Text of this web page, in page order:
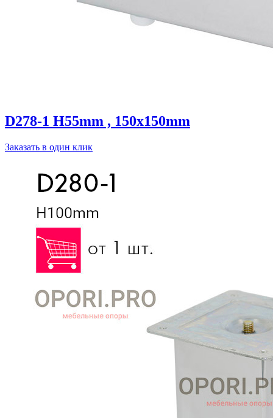
D278-1 H55mm , 150x150mm
Заказать в один клик